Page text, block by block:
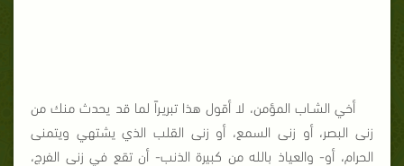
أخي الشـاب المؤمن، لا أقول هذا تبريـراً لما قد يحدث منك من
زنى البصر، أو زنى السمع، أو زنى القلب الذي يشتهي ويتمنى
الحرام، أو- والعياذ بالله من كبيرة الذنب- أن تقع في زنى الفرج،